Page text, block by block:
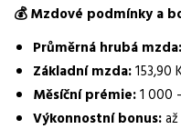
Směny
třísměnný provoz
Forma práce
práce na pracovišti
💰Mzdové podmínky a
Průměrná hrubá mzda:
Základní mzda:153,90
Měsíční prémie:1 000
Výkonnostní bonus: